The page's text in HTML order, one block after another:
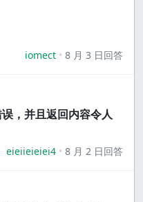
iomect 8 月 3 日回答
，并且返回内容令人
eieiieieiei4 8 月 2 日回答